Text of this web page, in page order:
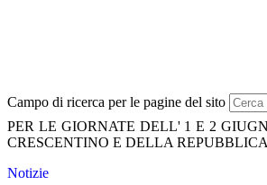
Campo di ricerca per le pagine del sito
PER LE GIORNATE DELL' 1 E 2
CRESCENTINO E DELLA
Notizie